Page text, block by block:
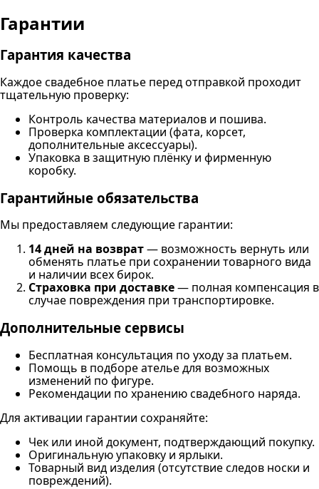
Гарантии
Гарантия качества
Каждое свадебное платье перед отправкой проходит
тщательную проверку:
Контроль качества материалов и пошива.
Проверка комплектации (фата, корсет,
дополнительные аксессуары).
Упаковка в защитную плёнку и фирменную
коробку.
Гарантийные обязательства
Мы предоставляем следующие гарантии:
14 дней на возврат— возможность вернуть или
обменять платье при сохранении товарного вида
и наличии всех бирок.
Страховка при доставке— полная компенсация в
случае повреждения при транспортировке.
Дополнительные сервисы
Бесплатная консультация по уходу за платьем.
Помощь в подборе ателье для возможных
изменений по фигуре.
Рекомендации по хранению свадебного наряда.
Для активации гарантии сохраняйте:
Чек или иной документ, подтверждающий покупку.
Оригинальную упаковку и ярлыки.
Товарный вид изделия (отсутствие следов носки и
повреждений).